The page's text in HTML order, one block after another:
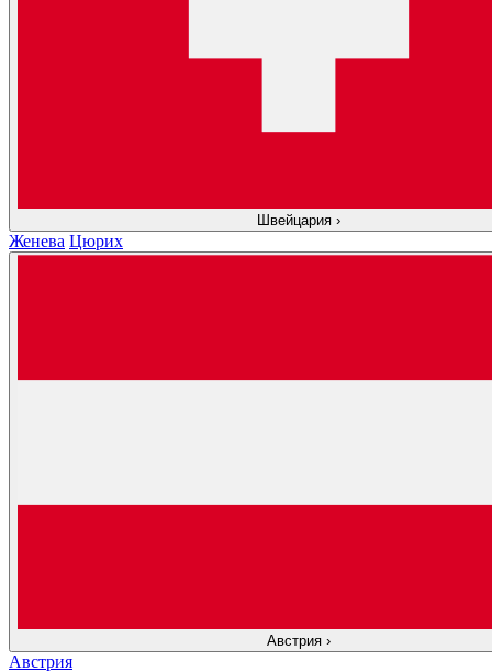
Швейцария ›
Женева Цюрих
Австрия ›
Австрия